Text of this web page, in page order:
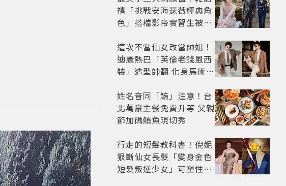
禧「挑戰安海瑟薇經典角
色」搭檔影帝實習生被
這次不當仙女改當帥姐！
迪麗熱巴「英倫老錢風西
裝」造型帥翻 化身馬術師
姓名音同「鮪」注意！台
北萬豪主餐免費升等 父親
節加碼鮪魚現切秀
行走的短髮教科書！倪妮
狠斷仙女長髮「變身金色
短髮叛逆少女」可塑性超